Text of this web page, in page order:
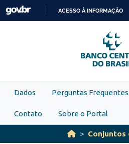
Skip to main content
PARA
O
ACESSO À INFORMAÇÃO
Dados Perguntas Frequentes
Contato Sobre o Portal
Conjuntos